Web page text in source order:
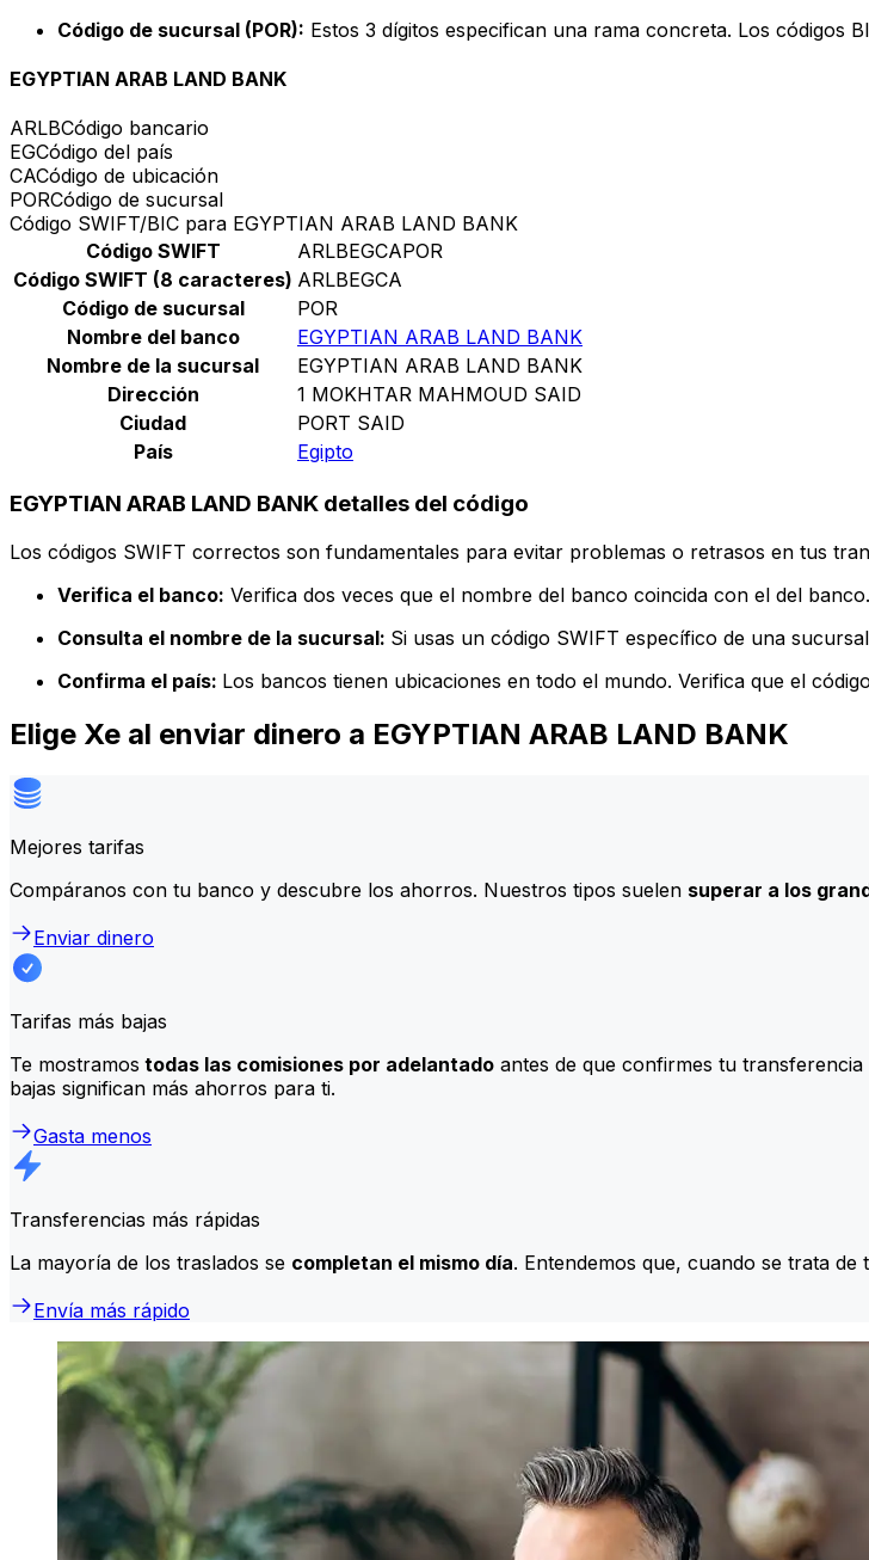
Código de sucursal (POR): Estos 3 dígitos especifican una rama concreta. Los códigos
EGYPTIAN ARAB LAND BANK
ARLBCódigo bancario
EGCódigo del país
CACódigo de ubicación
PORCódigo de sucursal
Código SWIFT/BIC para EGYPTIAN ARAB LAND BANK
Código SWIFT
ARLBEGCAPOR
Código SWIFT (8 caracteres) ARLBEGCA
Código de sucursal
POR
Nombre del banco
EGYPTIAN ARAB LAND BANK
Nombre de la sucursal
EGYPTIAN ARAB LAND BANK
Dirección
1 MOKHTAR MAHMOUD SAID
Ciudad
PORT SAID
País
Egipto
EGYPTIAN ARAB LAND BANK detalles del código
Los códigos SWIFT correctos son fundamentales para evitar problemas o retrasos en tus
Verifica el banco: Verifica dos veces que el nombre del banco coincida con el del banco.
Consulta el nombre de la sucursal: Si usas un código SWIFT específico de una
Confirma el país: Los bancos tienen ubicaciones en todo el mundo. Verifica que el
Elige Xe al enviar dinero a EGYPTIAN ARAB LAND BANK
Mejores tarifas
Compáranos con tu banco y descubre los ahorros. Nuestros tipos suelen superar a los
Enviar dinero
Tarifas más bajas
Te mostramos todas las comisiones por adelantado antes de que confirmes tu
bajas significan más ahorros para ti.
Gasta menos
Transferencias más rápidas
La mayoría de los traslados se completan el mismo día. Entendemos que, cuando se trata
Envía más rápido